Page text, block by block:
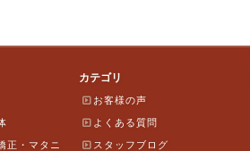
正・マタニ
カテゴリ
お客様の声
よくある質問
スタッフブログ